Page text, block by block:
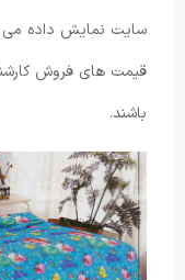
سایت نمایش داده می
قیمت های فروش
باشند.